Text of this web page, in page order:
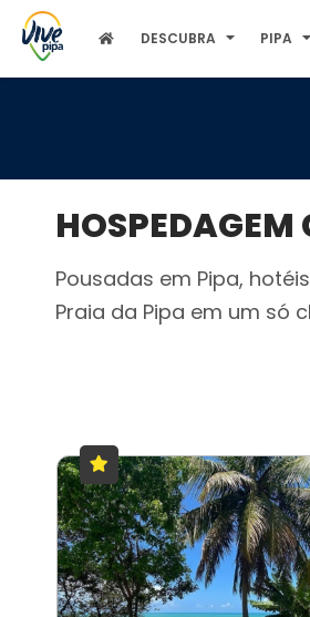
DESCUBRA PIPA
Pousadas em Pipa,
Praia da Pipa em um só